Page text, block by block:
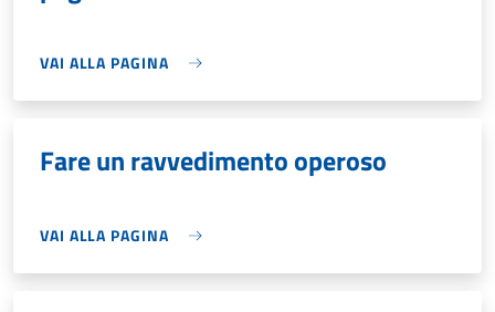
VAI ALLA PAGINA
Fare un ravvedimento operoso
VAI ALLA PAGINA